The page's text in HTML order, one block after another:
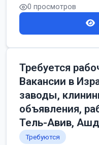
0 просмотров
Требуется
Вакансии в
заводы,
объявления,
Тель-Авив,
Требуются